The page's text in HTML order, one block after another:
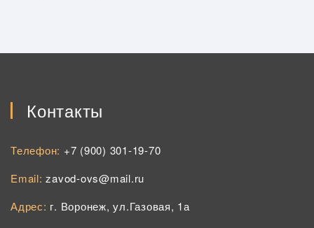
Контакты
Телефон: +7 (900) 301-19-70
Email:zavod-ovs@mail.ru
Адрес: г. Воронеж, ул.Газовая, 1а